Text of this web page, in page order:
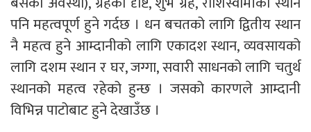
पनि महत्वपूर्ण हुने गर्दछ । धन बचतको लागि द्वितीय स्थान
नै महत्व हुने आम्दानीको लागि एकादश स्थान, व्यवसायको
लागि दशम स्थान र घर, जग्गा, सवारी साधनको लागि चतुर्थ
स्थानको महत्व रहेको हुन्छ । जसको कारणले आम्दानी
विभिन्न पाटोबाट हुने देखाउँछ ।